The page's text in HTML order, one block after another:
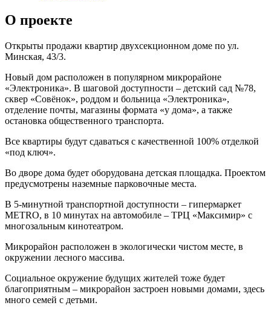
О проекте
Открыты продажи квартир двухсекционном доме по ул.
Минская, 43/3.
Новый дом расположен в популярном микрорайоне
«Электроника». В шаговой доступности – детский сад №78,
сквер «Совёнок», роддом и больница «Электроника»,
отделение почты, магазины формата «у дома», а также
остановка общественного транспорта.
Все квартиры будут сдаваться с качественной 100% отделкой
«под ключ».
Во дворе дома будет оборудована детская площадка. Проектом
предусмотрены наземные парковочные места.
В 5-минутной транспортной доступности – гипермаркет
METRO, в 10 минутах на автомобиле – ТРЦ «Максимир» с
многозальным кинотеатром.
Микрорайон расположен в экологически чистом месте, в
окружении лесного массива.
Социальное окружение будущих жителей тоже будет
благоприятным – микрорайон застроен новыми домами, здесь
много семей с детьми.